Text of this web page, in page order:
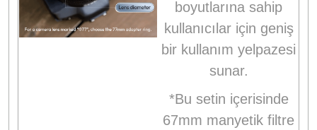
boyutlarına sahip
kullanıcılar için geniş
bir kullanım yelpazesi
sunar.
*Bu setin içerisinde
67mm manyetik filtre